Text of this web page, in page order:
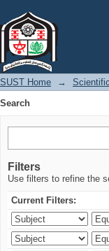
SUST Home →
Search
Filters
Use filters to refine the
Current Filters: